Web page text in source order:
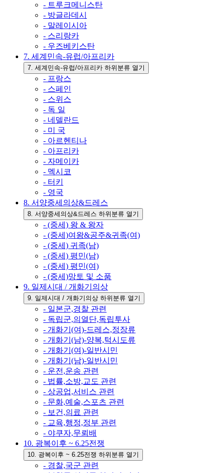
- 트루크메니스탄
- 방글라데시
- 말레이시아
- 스리랑카
- 우즈베키스탄
7. 세계민속-유럽/아프리카
7. 세계민속-유럽/아프리카 하위분류 열기
- 프랑스
- 스페인
- 스위스
- 독 일
- 네델란드
- 미 국
- 아르헨티나
- 아프리카
- 자메이카
- 멕시코
- 터키
- 영국
8. 서양중세의상&드레스
8. 서양중세의상&드레스 하위분류 열기
- (중세) 왕 & 왕자
- (중세)여왕&공주&귀족(여)
- (중세) 귀족(남)
- (중세) 평민(남)
- (중세) 평민(여)
- (중세)망토 및 소품
9. 일제시대 / 개화기의상
9. 일제시대 / 개화기의상 하위분류 열기
- 일본군,경찰 관련
- 독립군,의열단,독립투사
- 개화기(여)-드레스,정장류
- 개화기(남)-양복,턱시도류
- 개화기(여)-일반시민
- 개화기(남)-일반시민
- 운전,운송 관련
- 법률,소방,교도 관련
- 상공업,서비스 관련
- 문화,예술,스포츠 관련
- 보건,의료 관련
- 교육,행정,정부 관련
- 야쿠자,무뢰배
10. 광복이후 ~ 6.25전쟁
10. 광복이후 ~ 6.25전쟁 하위분류 열기
- 경찰,국군 관련